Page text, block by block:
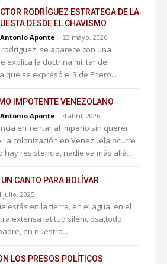
RODRÍGUEZ ESTRATEGA DE LA
DESDE EL CHAVISMO
Aponte - 23 mayo, 2026
se aparece con una
explica la doctrina militar del
que se expresó el 3 de Enero...
IMPOTENTE VENEZOLANO
Aponte - 4 abril, 2026
enfrentar al imperio sin querer
colonización en Venezuela ocurre
hay resistencia, nadie va más allá...
CANTO PARA BOLÍVAR
julio, 2025
estás en la tierra, en el agua, en el
extensa latitud silenciosa,todo
en nuestra...
LOS PRESOS POLÍTICOS